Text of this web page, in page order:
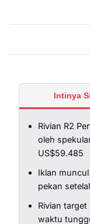
Intinya
Rivian R2
oleh
US$59.485
Iklan
pekan
Rivian
waktu